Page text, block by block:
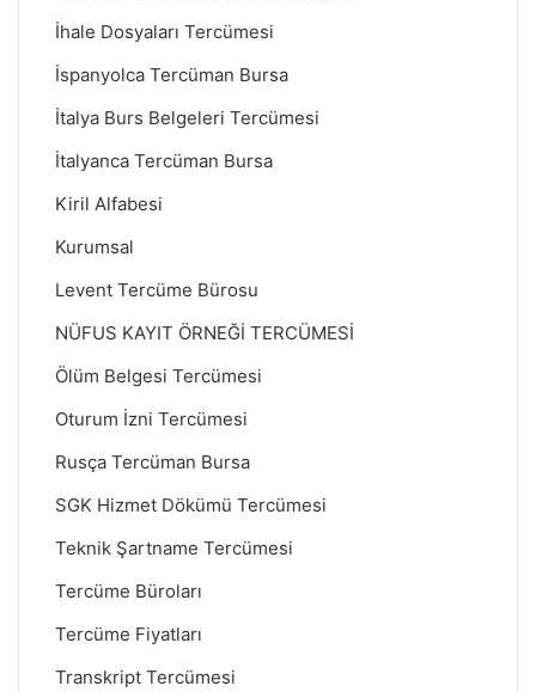
İhale Dosyaları Tercümesi
İspanyolca Tercüman Bursa
İtalya Burs Belgeleri Tercümesi
İtalyanca Tercüman Bursa
Kiril Alfabesi
Kurumsal
Levent Tercüme Bürosu
NÜFUS KAYIT ÖRNEĞİ TERCÜMESİ
Ölüm Belgesi Tercümesi
Oturum İzni Tercümesi
Rusça Tercüman Bursa
SGK Hizmet Dökümü Tercümesi
Teknik Şartname Tercümesi
Tercüme Büroları
Tercüme Fiyatları
Transkript Tercümesi